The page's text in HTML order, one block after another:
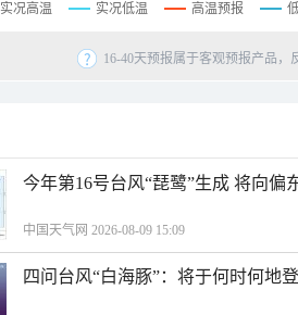
实况高温 实况低温 高温预报
16-40天预报属于客观预报产品
今年第16号台风“琵鹭”生成 将向偏
中国天气网 2026-08-09 15:09
四问台风“白海豚”：将于何时何地